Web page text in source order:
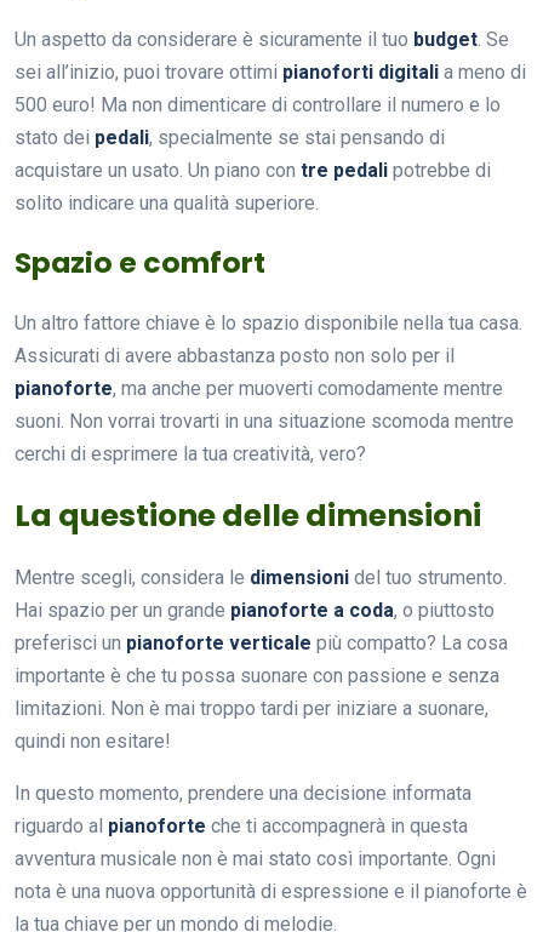
Un aspetto da considerare è sicuramente il tuo budget. Se
sei all’inizio, puoi trovare ottimi pianoforti digitali a meno di
500 euro! Ma non dimenticare di controllare il numero e lo
stato dei pedali, specialmente se stai pensando di
acquistare un usato. Un piano con tre pedali potrebbe di
solito indicare una qualità superiore.
Spazio e comfort
Un altro fattore chiave è lo spazio disponibile nella tua casa.
Assicurati di avere abbastanza posto non solo per il
pianoforte, ma anche per muoverti comodamente mentre
suoni. Non vorrai trovarti in una situazione scomoda mentre
cerchi di esprimere la tua creatività, vero?
La questione delle dimensioni
Mentre scegli, considera le dimensioni del tuo strumento.
Hai spazio per un grande pianoforte a coda, o piuttosto
preferisci un pianoforte verticale più compatto? La cosa
importante è che tu possa suonare con passione e senza
limitazioni. Non è mai troppo tardi per iniziare a suonare,
quindi non esitare!
In questo momento, prendere una decisione informata
riguardo al pianoforte che ti accompagnerà in questa
avventura musicale non è mai stato così importante. Ogni
nota è una nuova opportunità di espressione e il pianoforte è
la tua chiave per un mondo di melodie.